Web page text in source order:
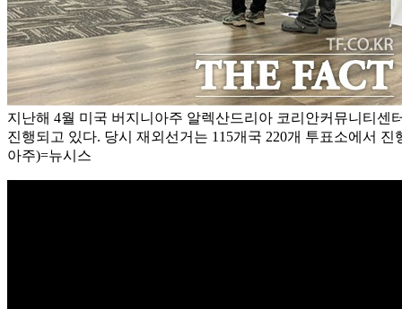
지난해 4월 미국 버지니아주 알렉산드리아 코리안커뮤니티센
진행되고 있다. 당시 재외선거는 115개국 220개 투표소에서
아주)=뉴시스